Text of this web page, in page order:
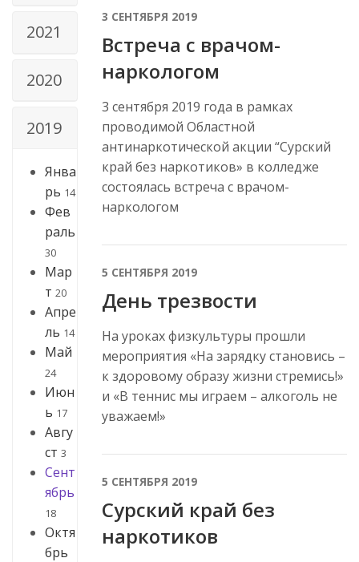
2021
2020
2019
Янва
рь 14
Фев
раль
30
Мар
т 20
Апре
ль 14
Май
24
Июн
ь 17
Авгу
ст 3
Сент
ябрь
18
Октя
брь
3 СЕНТЯБРЯ 2019
Встреча с врачом-
наркологом
3 сентября 2019 года в рамках
проводимой Областной
антинаркотической акции “Сурский
край без наркотиков» в колледже
состоялась встреча с врачом-
наркологом
5 СЕНТЯБРЯ 2019
День трезвости
На уроках физкультуры прошли
мероприятия «На зарядку становись –
к здоровому образу жизни стремись!»
и «В теннис мы играем – алкоголь не
уважаем!»
5 СЕНТЯБРЯ 2019
Сурский край без
наркотиков